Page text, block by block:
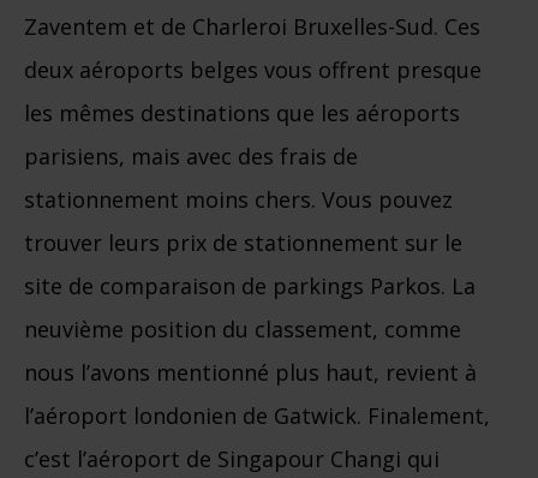
Zaventem et de Charleroi Bruxelles-Sud. Ces
deux aéroports belges vous offrent presque
les mêmes destinations que les aéroports
parisiens, mais avec des frais de
stationnement moins chers. Vous pouvez
trouver leurs prix de stationnement sur le
site de comparaison de parkings Parkos. La
neuvième position du classement, comme
nous l’avons mentionné plus haut, revient à
l’aéroport londonien de Gatwick. Finalement,
c’est l’aéroport de Singapour Changi qui